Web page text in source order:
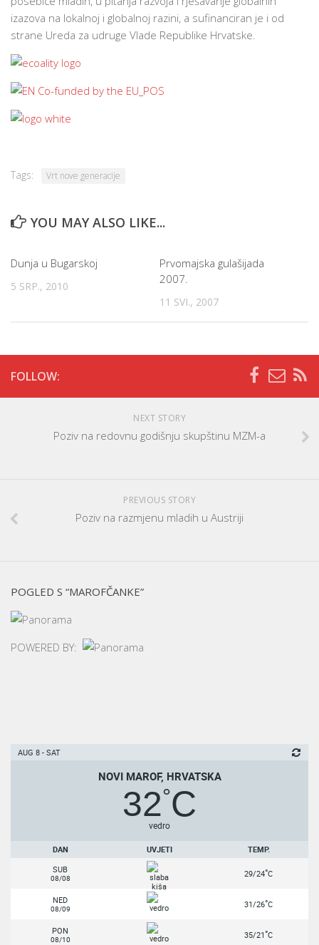
izazova na lokalnoj i globalnoj razini, a sufinanciran je i od
strane Ureda za udruge Vlade Republike Hrvatske.
Tags: Vrt nove generacije
YOU MAY ALSO LIKE...
Dunja u Bugarskoj
5 SRP., 2010
Prvomajska gulašijada
2007.
11 SVI., 2007
FOLLOW:
NEXT STORY
Poziv na redovnu godišnju skupštinu MZM-a
PREVIOUS STORY
Poziv na razmjenu mladih u Austriji
POGLED S “MAROFČANKE”
POWERED BY:
AUG 8 - SAT
NOVI MAROF, HRVATSKA
32°C
vedro
DAN UVJETI
TEMP.
SUB
08/08 29/24°C
NED
08/09 31/26°C
PON
08/10 35/21°C